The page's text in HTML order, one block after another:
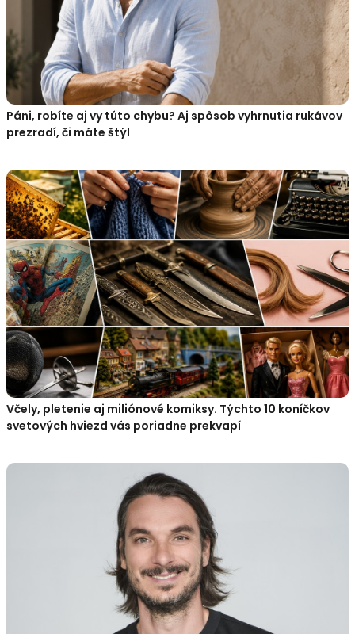
Páni, robíte aj vy túto chybu? Aj spôsob vyhrnutia rukávov
prezradí, či máte štýl
Včely, pletenie aj miliónové komiksy. Týchto 10 koníčkov
svetových hviezd vás poriadne prekvapí